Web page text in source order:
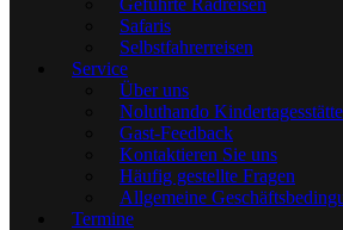
Geführte Radreisen
Safaris
Selbstfahrerreisen
Service
Über uns
Noluthando Kindertagesstätte
Gast-Feedback
Kontaktieren Sie uns
Häufig gestellte Fragen
Allgemeine
Termine